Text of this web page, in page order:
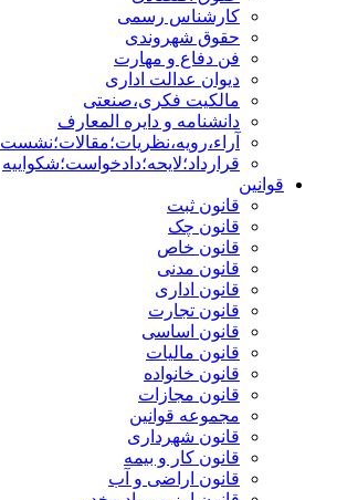
کارشناس رسمی
حقوق شهروندی
فن دفاع و مهارت
دیوان عدالت اداری
مالکیت فکری،صنعتی
دانشنامه و دایره المعارف
آراء،رویه،نظریات؛مقالات؛نشست
قرارداد؛لایحه؛دادخواست؛شکواییه
قوانین
قانون ثبت
قانون چک
قانون خاص
قانون مدنی
قانون اداری
قانون تجارت
قانون اساسی
قانون مالیات
قانون خانواده
قانون مجازات
مجموعه قوانین
قانون شهرداری
قانون کار و بیمه
قانون اراضی و آب